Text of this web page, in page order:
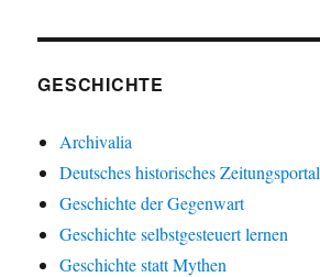
GESCHICHTE
Archivalia
Deutsches historisches Zeitungsportal
Geschichte der Gegenwart
Geschichte selbstgesteuert lernen
Geschichte statt Mythen